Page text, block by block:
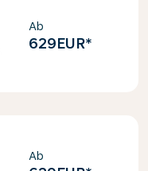
Ab
629EUR*
Ab